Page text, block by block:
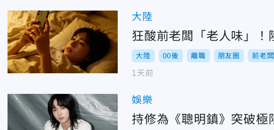
大陸
狂酸前老闆「老人味」
大陸 00後 離職 朋友圈 前老闆
1天前
娛樂
持修為《聰明鎮》突破